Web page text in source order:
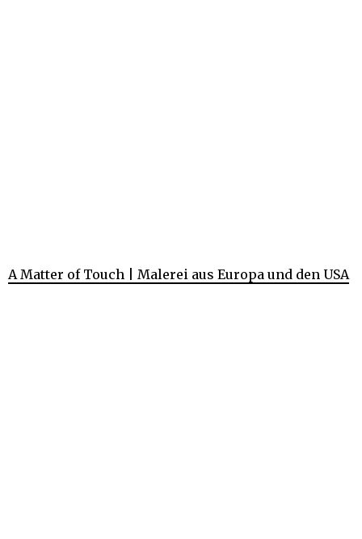
A Matter of Touch | Malerei aus Europa und den USA